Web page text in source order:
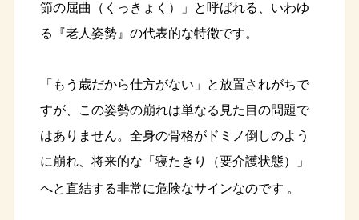
節の屈曲（くっきょく）」と呼ばれる、いわゆ
る『老人姿勢』の代表的な特徴です。
「もう歳だから仕方がない」と放置されがちで
すが、この姿勢の崩れは単なる見た目の問題で
はありません。全身の骨格がドミノ倒しのよう
に崩れ、将来的な「寝たきり（要介護状態）」
へと直結する非常に危険なサインなのです 。